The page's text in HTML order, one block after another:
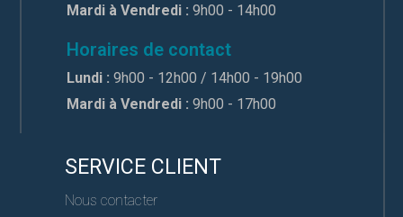
Mardi à Vendredi : 9h00 - 14h00
Horaires de contact
Lundi : 9h00 - 12h00 / 14h00 - 19h00
Mardi à Vendredi : 9h00 - 17h00
SERVICE CLIENT
Nous contacter